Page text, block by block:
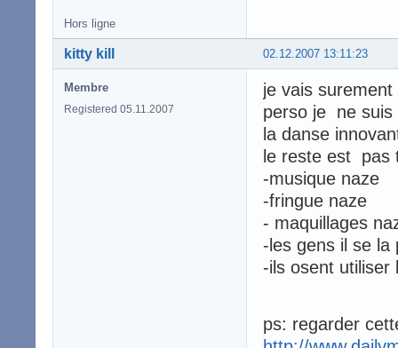
Hors ligne
02.12.2007 13:11:23
kitty kill
Membre
Registered 05.11.2007
je vais
perso je ne suis
la danse
le reste est pas
-musique naze
-fringue naze
- maquillages
-les gens il se la
-ils osent utiliser
ps: regarder